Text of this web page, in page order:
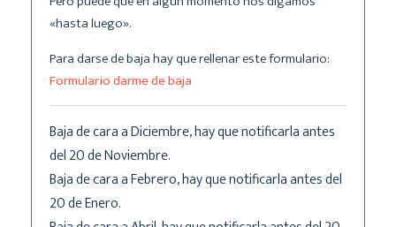
«hasta luego».
Para darse de baja hay que rellenar este formulario:
Formulario darme de baja
Baja de cara a Diciembre, hay que notificarla antes
del 20 de Noviembre.
Baja de cara a Febrero, hay que notificarla antes del
20 de Enero.